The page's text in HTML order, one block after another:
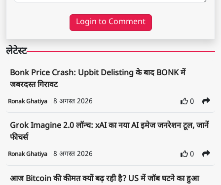
Login to Comment
लेटेस्ट
Bonk Price Crash: Upbit Delisting के बाद BONK में
जबरदस्त गिरावट
Ronak Ghatiya 8 अगस्त 2026 0
Grok Imagine 2.0 लॉन्च: xAI का नया AI इमेज जनरेशन टूल, जानें
फीचर्स
Ronak Ghatiya 8 अगस्त 2026 0
आज Bitcoin की कीमत क्यों बढ़ रही है? US में जॉब घटने का हुआ